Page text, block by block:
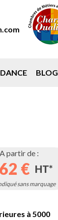
BLOG
A partir de :
€ HT*
sans marquage
à 5000